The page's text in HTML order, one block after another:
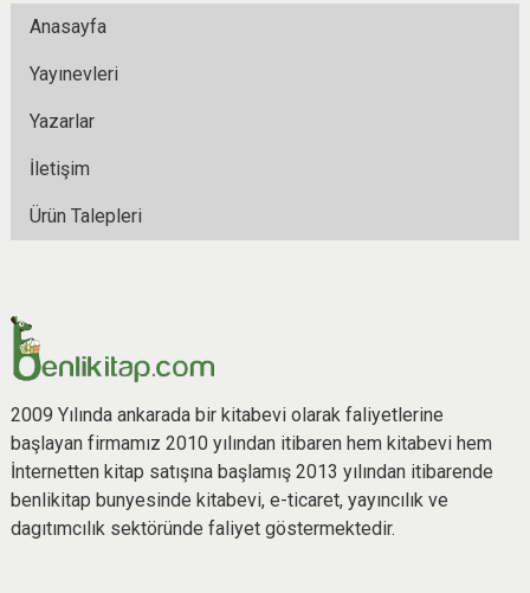
Anasayfa
Yayınevleri
Yazarlar
İletişim
Ürün Talepleri
2009 Yılında ankarada bir kitabevi olarak faliyetlerine
başlayan firmamız 2010 yılından itibaren hem kitabevi hem
İnternetten kitap satışına başlamış 2013 yılından itibarende
benlikitap bunyesinde kitabevi, e-ticaret, yayıncılık ve
dagıtımcılık sektöründe faliyet göstermektedir.